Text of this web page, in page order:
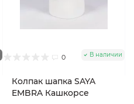
0 В наличии
Колпак шапка SAYA
EMBRA Кашкорсе